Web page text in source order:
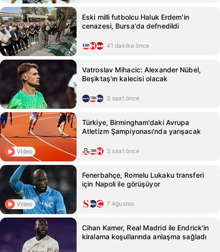
Eski milli futbolcu Haluk Erdem'in
cenazesi, Bursa'da defnedildi
41 dakika önce
Vatroslav Mihacic: Alexander Nübel,
Beşiktaş'ın kalecisi olacak
3 saat önce
Video
Türkiye, Birmingham'daki Avrupa
Atletizm Şampiyonası'nda yarışacak
3 saat önce
Video
Fenerbahçe, Romelu Lukaku transferi
için Napoli ile görüşüyor
7 Ağustos
Cihan Kamer, Real Madrid ile Endrick'in
kiralama koşullarında anlaşma sağladı